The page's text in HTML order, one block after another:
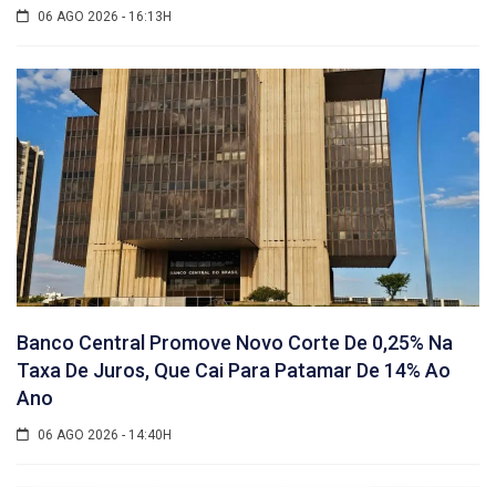
06 AGO 2026 - 16:13H
Banco Central Promove Novo Corte De 0,25% Na
Taxa De Juros, Que Cai Para Patamar De 14% Ao
Ano
06 AGO 2026 - 14:40H